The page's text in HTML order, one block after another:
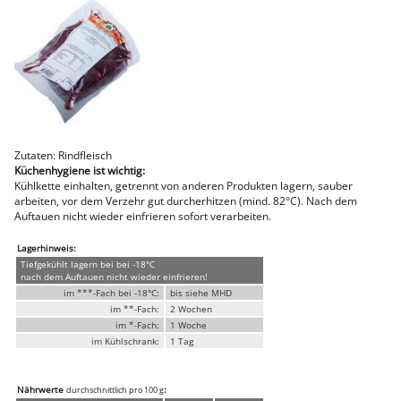
Faschiertes
DELUXE SCHWEIN
STEAKS
DELUXE Rind
Steaks vom SCHWEIN
Nemetz-Menü
Putenwurst
Aufschnittwurst
Stangenwurst
Leberkäse
Würstel
Schinken
Selchwaren
Schinken
Fische
Meeresfrüchte
Zutaten: Rindfleisch
Küchenhygiene ist wichtig:
Kühlkette einhalten, getrennt von anderen Produkten lagern, sauber
arbeiten, vor dem Verzehr gut durcherhitzen (mind. 82°C). Nach dem
Auftauen nicht wieder einfrieren sofort verarbeiten.
Lagerhinweis:
Tiefgekühlt lagern bei bei -18°C
nach dem Auftauen nicht wieder einfrieren!
im ***-Fach bei -18°C:
bis siehe MHD
im **-Fach:
2 Wochen
im *-Fach:
1 Woche
im Kühlschrank:
1 Tag
Nährwerte durchschnittlich pro 100 g: